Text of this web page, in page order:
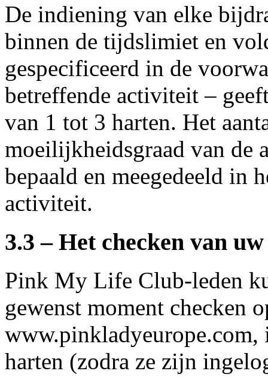
De indiening van elke
binnen de tijdslimiet en
gespecificeerd in de
betreffende activiteit –
van 1 tot 3 harten. Het
moeilijkheidsgraad van
bepaald en meegedeeld in
activiteit.
3.3 – Het checken van
Pink My Life Club-leden
gewenst moment checken
harten (zodra ze zijn